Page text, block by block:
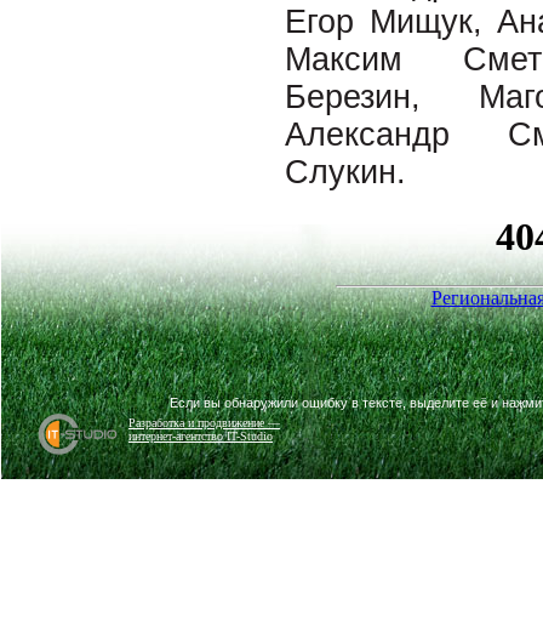
Егор Мищук,
Максим
Березин,
Александр
Слукин.
Разработка и продвижение —
интернет-агентство IT-Studio
Если вы обнаружили ошибку в тексте, выделите её и